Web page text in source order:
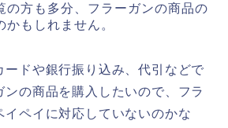
の方も多分、フラーガンの商品の
もしれません。
ードや銀行振り込み、代引などで
ンの商品を購入したいので、フラ
イペイに対応していないのかな